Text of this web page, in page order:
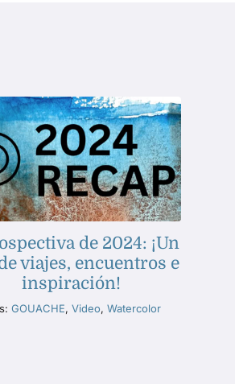
de 2024: ¡Un
viajes, encuentros e
inspiración!
GOUACHE,Video,Watercolor